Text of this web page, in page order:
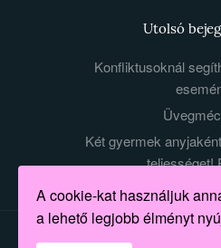
Utolsó
Konfliktusoknál
Két gyermek
teljességet!
A cookie-kat használjuk
a lehető legjobb élményt